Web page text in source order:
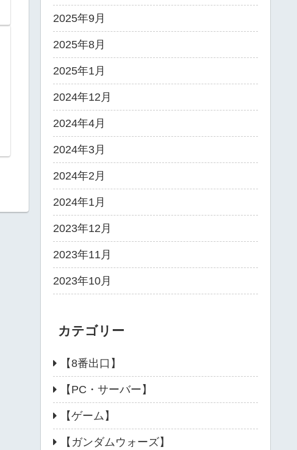
2025年9月
2025年8月
2025年1月
2024年12月
2024年4月
2024年3月
2024年2月
2024年1月
2023年12月
2023年11月
2023年10月
カテゴリー
【8番出口】
【PC・サーバー】
【ゲーム】
【ガンダムウォーズ】